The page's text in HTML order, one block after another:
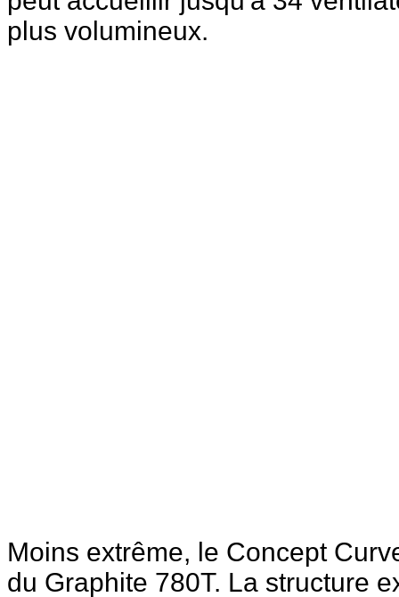
plus volumineux.
Moins extrême, le Concept
du Graphite 780T. La structure